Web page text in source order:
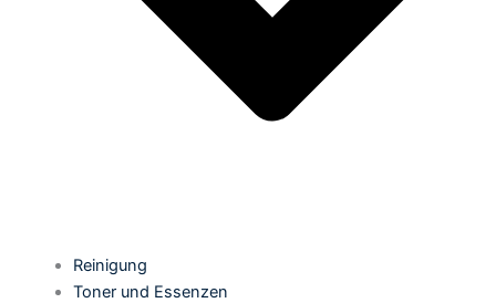
Reinigung
Toner und Essenzen